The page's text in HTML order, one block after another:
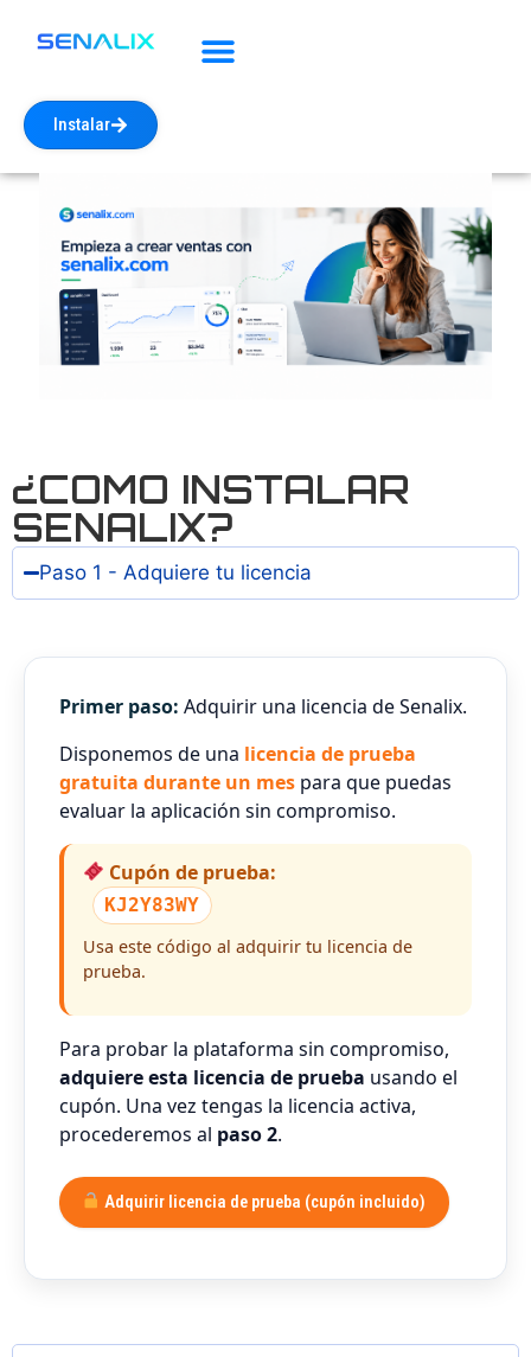
Instalar
¿COMO INSTALAR
SENALIX?
Paso 1 - Adquiere tu licencia
Primer paso: Adquirir una licencia de Senalix.
Disponemos de una licencia de prueba
gratuita durante un mespara que puedas
evaluar la aplicación sin compromiso.
Cupón de prueba:
KJ2Y83WY
Usa este código al adquirir tu licencia de
prueba.
Para probar la plataforma sin compromiso,
adquiere esta licencia de prueba usando el
cupón. Una vez tengas la licencia activa,
procederemos al paso 2.
Adquirir licencia de prueba (cupón incluido)